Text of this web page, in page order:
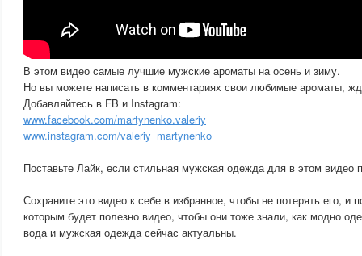
В этом видео самые лучшие мужские ароматы на осень и зиму.
Но вы можете написать в комментариях свои любимые ароматы,
Добавляйтесь в FB и Instagram:
www.facebook.com/martynenko.valeriy
www.instagram.com/valeriy_martynenko
Поставьте Лайк, если стильная мужская одежда для в этом видео
Сохраните это видео к себе в избранное, чтобы не потерять его, и
которым будет полезно видео, чтобы они тоже знали, как модно
вода и мужская одежда сейчас актуальны.